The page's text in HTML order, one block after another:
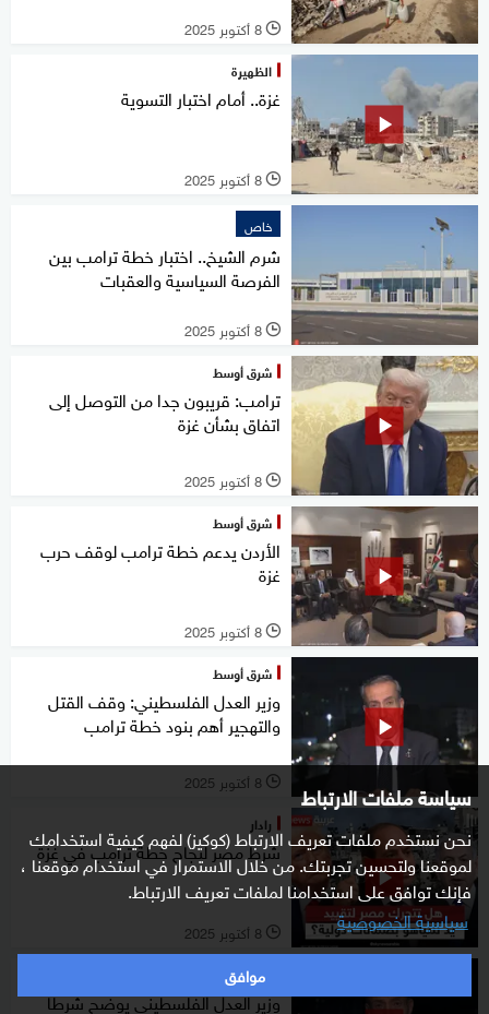
سياسة ملفات الارتباط
نحن نستخدم ملفات تعريف الارتباط (كوكيز) لفهم كيفية استخدامك
لموقعنا ولتحسين تجربتك. من خلال الاستمرار في استخدام موقعنا ،
فإنك توافق على استخدامنا لملفات تعريف الارتباط.
سياسية الخصوصية
موافق
l 8 أكتوبر 2025
الظهيرة
غزة.. أمام اختبار التسوية
l 8 أكتوبر 2025
خاص
شرم الشيخ.. اختبار خطة ترامب بين
الفرصة السياسية والعقبات
l 8 أكتوبر 2025
شرق أوسط
ترامب: قريبون جدا من التوصل إلى
اتفاق بشأن غزة
l 8 أكتوبر 2025
شرق أوسط
الأردن يدعم خطة ترامب لوقف حرب
غزة
l 8 أكتوبر 2025
شرق أوسط
وزير العدل الفلسطيني: وقف القتل
والتهجير أهم بنود خطة ترامب
l 8 أكتوبر 2025
رادار
شرط مصر لنجاح خطة ترامب في غزة
l 8 أكتوبر 2025
التاسعة
وزير العدل الفلسطيني يوضح شرطا